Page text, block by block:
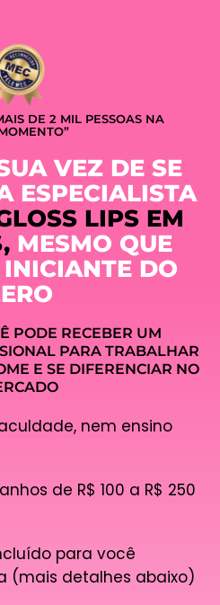
DE 2 MIL PESSOAS NA
VEZ DE SE
ESPECIALISTA
LIPS EM
MESMO QUE
DO
PODE RECEBER UM
PARA TRABALHAR
E SE DIFERENCIAR NO
nem ensino
de R$ 100 a R$ 250
para você
(mais detalhes abaixo)